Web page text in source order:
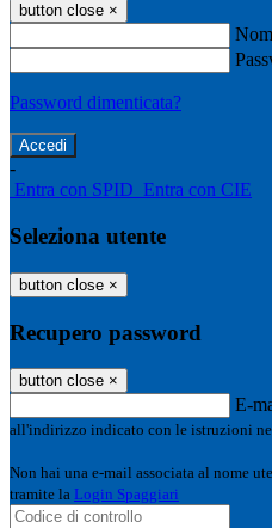
button close ×
Password dimenticata?
-
Entra con SPID Entra con CIE
Seleziona utente
button close ×
Recupero password
button close ×
E-
all'indirizzo indicato con le istruzioni
Non hai una e-mail associata al nome
tramite la Login Spaggiari